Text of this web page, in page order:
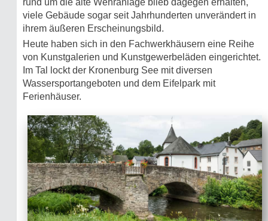
viele Gebäude sogar seit Jahrhunderten unverändert in
ihrem äußeren Erscheinungsbild.
Heute haben sich in den Fachwerkhäusern eine Reihe
von Kunstgalerien und Kunstgewerbeläden eingerichtet.
Im Tal lockt der Kronenburg See mit diversen
Wassersportangeboten und dem Eifelpark mit
Ferienhäuser.